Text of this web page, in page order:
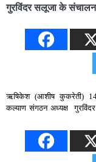
गुरविंदर सलूजा के
ऋषिकेश (आशीष कुकरेती) 14
कल्याण संगठन अध्यक्ष